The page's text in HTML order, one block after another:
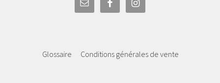
Glossaire Conditions générales de vente